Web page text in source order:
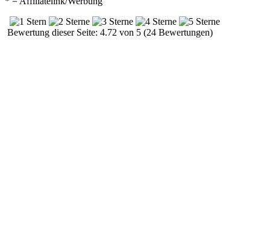
Bewertung dieser Seite: 4.72 von 5 (24 Bewertungen)